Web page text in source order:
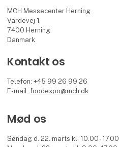
MCH Messecenter Herning
Vardevej 1
7400 Herning
Danmark
Kontakt os
Telefon: +45 99 26 99 26
E-mail:foodexpo@mch.dk
Mød os
Søndag d. 22. marts kl. 10.00 - 17.00